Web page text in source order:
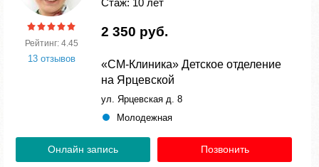
Рейтинг: 4.45
13 отзывов
Стаж: 10 лет
2 350 руб.
«СМ-Клиника» Детское отделение
на Ярцевской
ул. Ярцевская д. 8
Молодежная
Онлайн запись Позвонить